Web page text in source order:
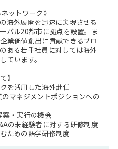
ットワーク》
海外展開を迅速に実現させる
バル20都市に拠点を設置。ま
業価値創出に貢献できるプロ
ある若手社員に対しては海外
ています。
】
を活用した海外赴任
マネジメントポジションへの
・実行の機会
の未経験者に対する研修制度
ための語学研修制度